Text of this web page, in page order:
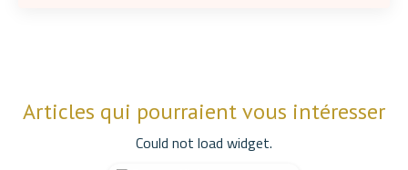
Articles qui pourraient vous intéresser
Could not load widget.